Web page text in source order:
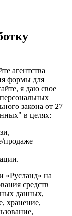
агентства
формы для
я даю свое
закона от 27
в целях:
продаже
«Русланд» на
средств
данных,
хранение,